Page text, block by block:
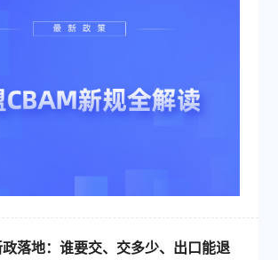
落地：谁要交、交多少、出口能退